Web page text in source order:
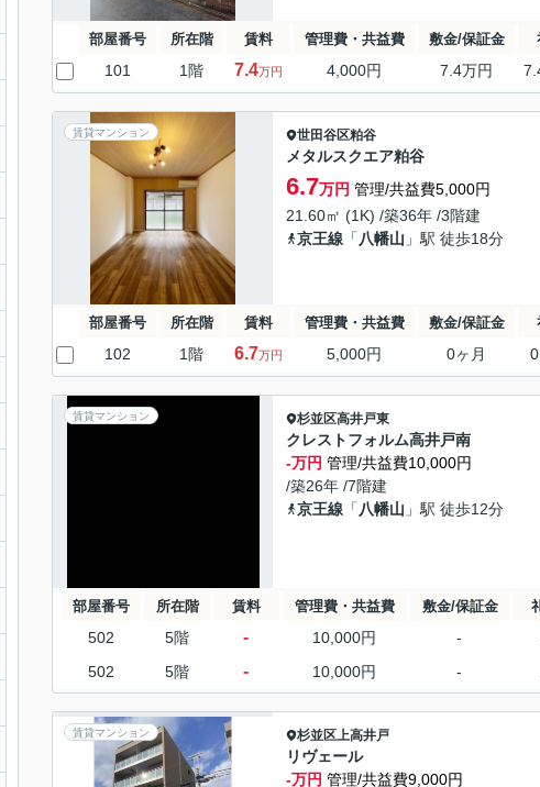
部屋番号 所在階 賃料 管理費・共益費 敷金/保証金
101 1階 7.4万円 4,000円 7.4万円
賃貸マンション 世田谷区粕谷
メタルスクエア粕谷
6.7万円 管理/共益費5,000円
21.60㎡ (1K) /築36年 /3階建
京王線 「 八幡山 」駅 徒歩18分
部屋番号 所在階 賃料 管理費・共益費 敷金/保証金
102 1階 6.7万円 5,000円 0ヶ月
賃貸マンション 杉並区高井戸東
クレストフォルム高井戸南
-万円 管理/共益費10,000円
/築26年 /7階建
京王線 「 八幡山 」駅 徒歩12分
部屋番号 所在階 賃料 管理費・共益費 敷金/保証金
502 5階 - 10,000円 -
502 5階 - 10,000円 -
賃貸マンション 杉並区上高井戸
リヴェール
-万円 管理/共益費9,000円